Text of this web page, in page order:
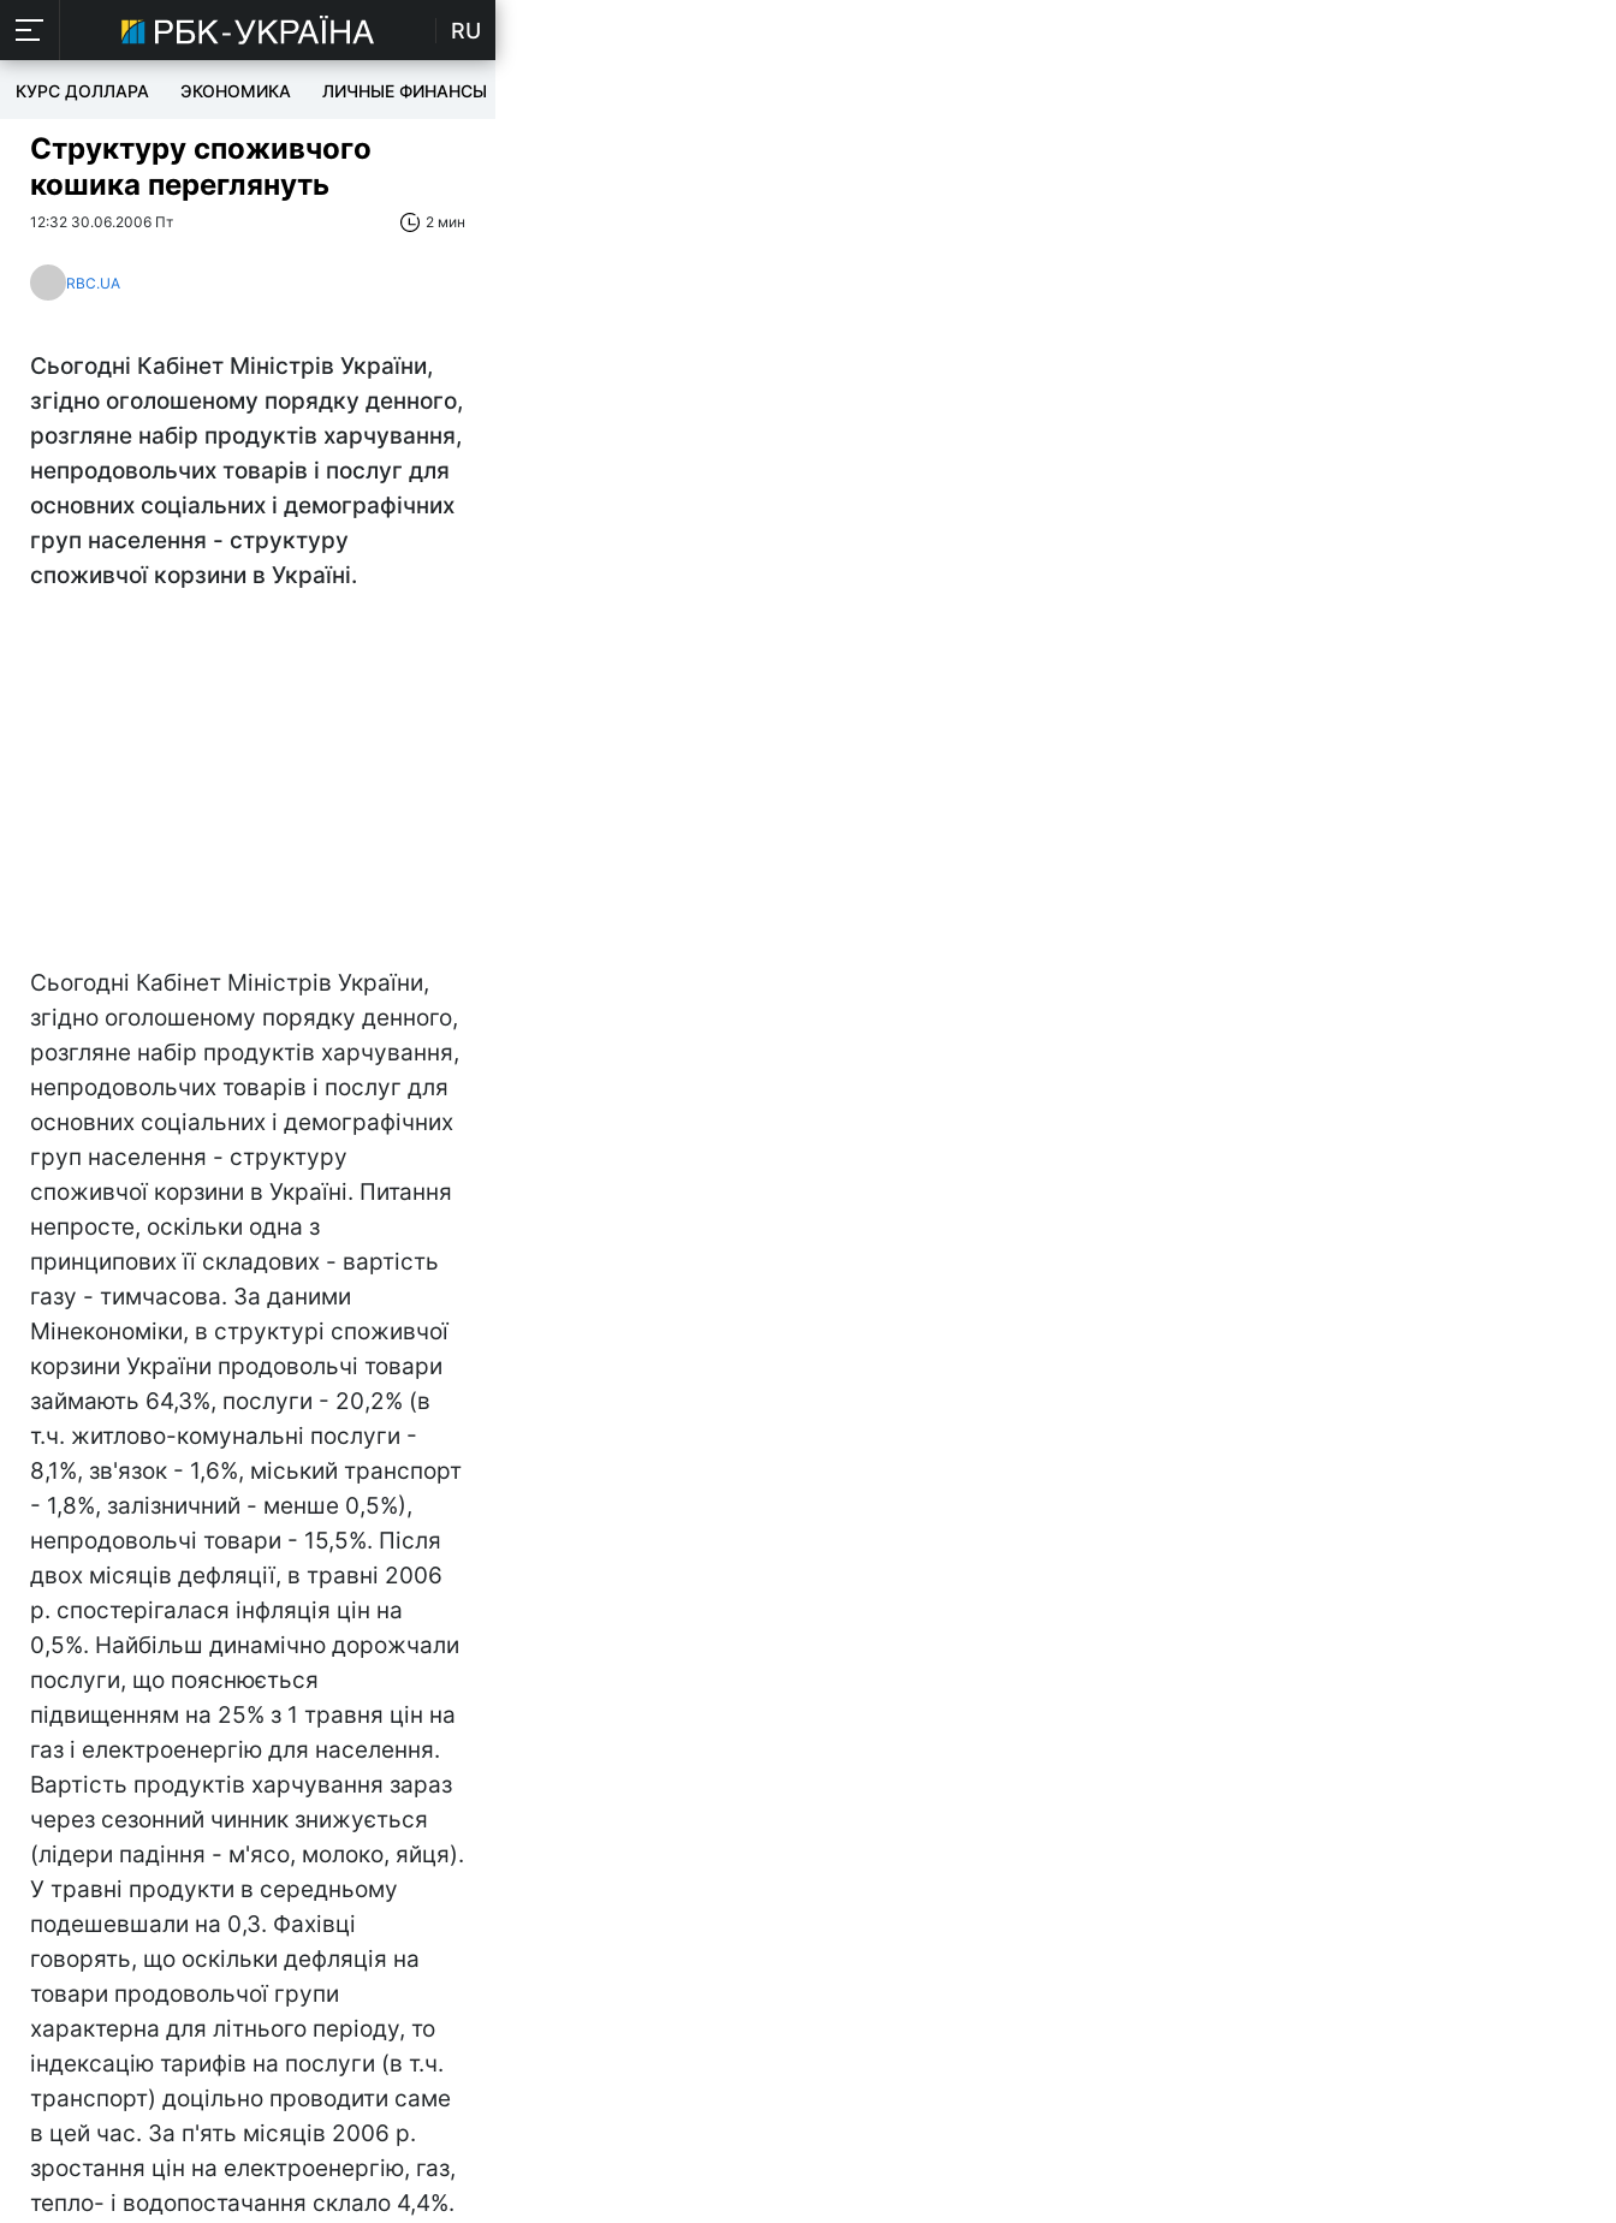
RU
КУРС ДОЛЛАРА ЭКОНОМИКА ЛИЧНЫЕ ФИНАНСЫ
Структуру споживчого
кошика переглянуть
12:32 30.06.2006 Пт 2 мин
RBC.UA
Сьогодні Кабінет Міністрів України,
згідно оголошеному порядку денного,
розгляне набір продуктів харчування,
непродовольчих товарів і послуг для
основних соціальних і демографічних
груп населення - структуру
споживчої корзини в Україні.
Сьогодні Кабінет Міністрів України,
згідно оголошеному порядку денного,
розгляне набір продуктів харчування,
непродовольчих товарів і послуг для
основних соціальних і демографічних
груп населення - структуру
споживчої корзини в Україні. Питання
непросте, оскільки одна з
принципових її складових - вартість
газу - тимчасова. За даними
Мінекономіки, в структурі споживчої
корзини України продовольчі товари
займають 64,3%, послуги - 20,2% (в
т.ч. житлово-комунальні послуги -
8,1%, зв'язок - 1,6%, міський транспорт
- 1,8%, залізничний - менше 0,5%),
непродовольчі товари - 15,5%. Після
двох місяців дефляції, в травні 2006
р. спостерігалася інфляція цін на
0,5%. Найбільш динамічно дорожчали
послуги, що пояснюється
підвищенням на 25% з 1 травня цін на
газ і електроенергію для населення.
Вартість продуктів харчування зараз
через сезонний чинник знижується
(лідери падіння - м'ясо, молоко, яйця).
У травні продукти в середньому
подешевшали на 0,3. Фахівці
говорять, що оскільки дефляція на
товари продовольчої групи
характерна для літнього періоду, то
індексацію тарифів на послуги (в т.ч.
транспорт) доцільно проводити саме
в цей час. За п'ять місяців 2006 р.
зростання цін на електроенергію, газ,
тепло- і водопостачання склало 4,4%.